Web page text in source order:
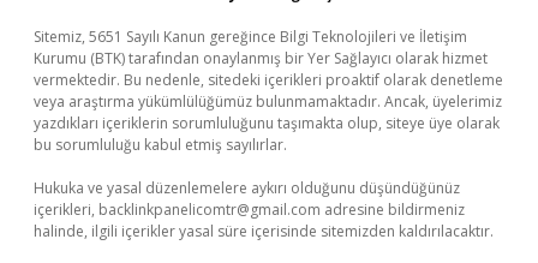
Sitemiz, 5651 Sayılı Kanun gereğince Bilgi Teknolojileri ve İletişim
Kurumu (BTK) tarafından onaylanmış bir Yer Sağlayıcı olarak hizmet
vermektedir. Bu nedenle, sitedeki içerikleri proaktif olarak denetleme
veya araştırma yükümlülüğümüz bulunmamaktadır. Ancak, üyelerimiz
yazdıkları içeriklerin sorumluluğunu taşımakta olup, siteye üye olarak
bu sorumluluğu kabul etmiş sayılırlar.
Hukuka ve yasal düzenlemelere aykırı olduğunu düşündüğünüz
içerikleri, backlinkpanelicomtr@gmail.com adresine bildirmeniz
halinde, ilgili içerikler yasal süre içerisinde sitemizden kaldırılacaktır.